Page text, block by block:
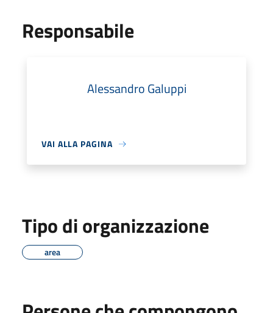
Responsabile
Alessandro Galuppi
VAI ALLA PAGINA
Tipo di organizzazione
area